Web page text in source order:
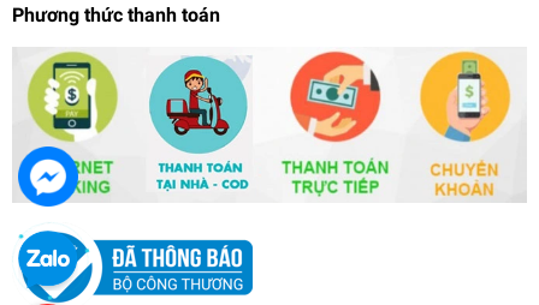
Phương thức thanh toán
Bút sơn airbrush Mr hobby Ps289 PS290 PS270
2.599.000₫
undefined